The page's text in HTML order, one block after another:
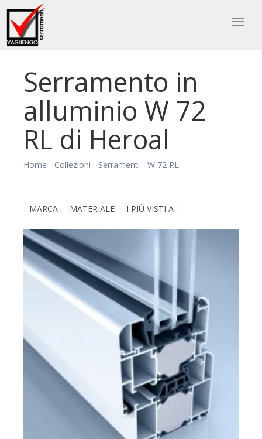
Serramento in
alluminio W 72
RL di Heroal
Home - Collezioni - Serramenti - W 72 RL
MARCA MATERIALE I PIÙ VISTI A :